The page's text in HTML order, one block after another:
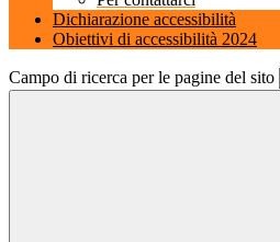
Dichiarazione accessibilità
Obiettivi di accessibilità 2024
Campo di ricerca per le pagine del sito